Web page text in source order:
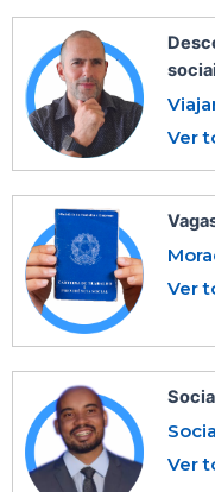
Ver
Ver
Ver